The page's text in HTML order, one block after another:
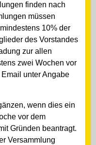
finden nach
müssen
10% der
des Vorstandes
zur allen
zwei Wochen vor
unter Angabe
wenn dies ein
vor dem
Gründen beantragt.
Versammlung